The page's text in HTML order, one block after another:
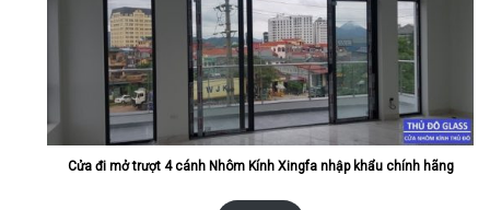
Cửa đi mở trượt 4 cánh Nhôm Kính Xingfa nhập khẩu chính hãng